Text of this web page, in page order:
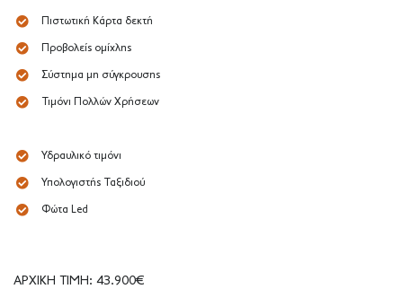
Πιστωτική Κάρτα δεκτή
Προβολείς ομίχλης
Σύστημα μη σύγκρουσης
Τιμόνι Πολλών Χρήσεων
Υδραυλικό τιμόνι
Υπολογιστής Ταξιδιού
Φώτα Led
ΑΡΧΙΚΗ ΤΙΜΗ: 43.900€